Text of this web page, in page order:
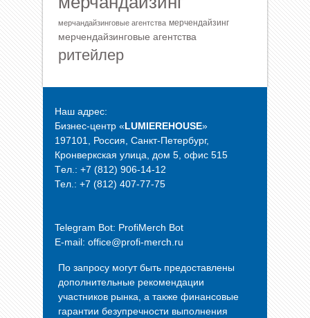
мерчандайзинговые агентства мерчендайзинг
мерчендайзинговые агентства
ритейлер
Наш адрес:
Бизнес-центр «LUMIEREHOUSE»
197101, Россия, Санкт-Петербург,
Кронверкская улица, дом 5, офис 515
Tел.: +7 (812) 906-14-12
Тел.: +7 (812) 407-77-75
Telegram Bot: ProfiMerch Bot
E-mail: office@profi-merch.ru
По запросу могут быть предоставлены
дополнительные рекомендации
участников рынка, а также финансовые
гарантии безупречности выполнения